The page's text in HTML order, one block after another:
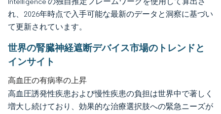
れ、2026年時点で入手可能な最新のデータと洞察に基づい
て更新されています。
世界の腎臓神経遮断デバイス市場のトレンドと
インサイト
高血圧の有病率の上昇
高血圧誘発性疾患および慢性疾患の負担は世界中で著しく
増大し続けており、効果的な治療選択肢への緊急ニーズが